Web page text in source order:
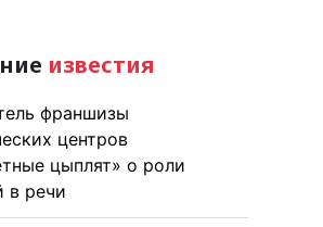
известия
франшизы
центров
цыплят» о роли
в речи